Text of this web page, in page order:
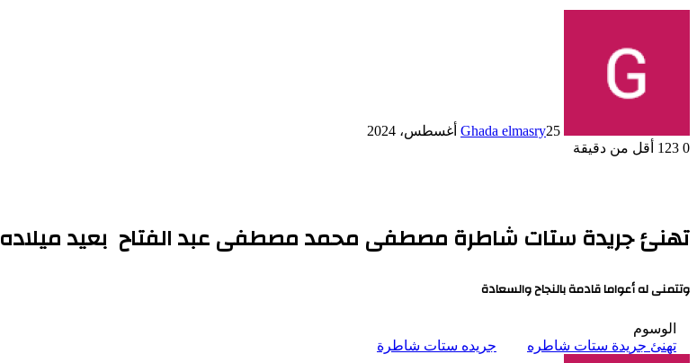
Ghada elmasry25 أغسطس، 2024
0
أقل من دقيقة
تهنئ جريدة ستات شاطرة مصطفى محمد مصطفى عبد الفتاح بعيد ميلاده
وتتمنى له أعواما قادمة بالنجاح والسعادة
الوسوم
تهنئ جريدة ستات شاطره
جريده ستات شاطرة